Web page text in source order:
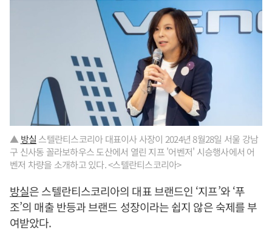
▲ 방실 스텔란티스코리아 대표이사 사장이 2024년 8월28일 서울 강남
구 신사동 꼴라보하우스 도산에서 열린 지프 '어벤저' 시승행사에서 어
벤저 차량을 소개하고 있다. <스텔란티스코리아>
방실은 스텔란티스코리아의 대표 브랜드인 ‘지프’와 ‘푸
조’의 매출 반등과 브랜드 성장이라는 쉽지 않은 숙제를 부
여받았다.